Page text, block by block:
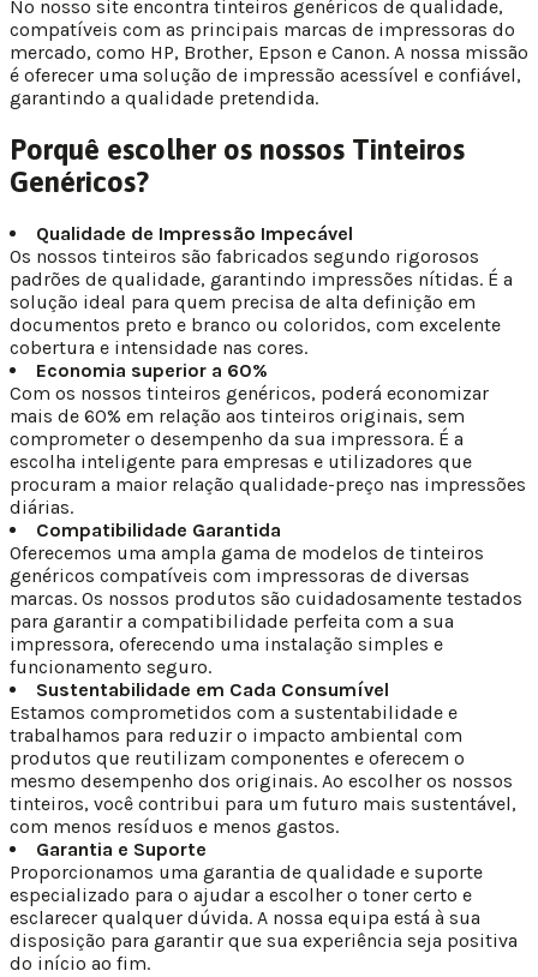
No nosso site encontra tinteiros genéricos de qualidade,
compatíveis com as principais marcas de impressoras do
mercado, como HP, Brother, Epson e Canon. A nossa missão
é oferecer uma solução de impressão acessível e confiável,
garantindo a qualidade pretendida.
Porquê escolher os nossos Tinteiros
Genéricos?
Qualidade de Impressão Impecável
Os nossos tinteiros são fabricados segundo rigorosos
padrões de qualidade, garantindo impressões nítidas. É a
solução ideal para quem precisa de alta definição em
documentos preto e branco ou coloridos, com excelente
cobertura e intensidade nas cores.
Economia superior a 60%
Com os nossos tinteiros genéricos, poderá economizar
mais de 60% em relação aos tinteiros originais, sem
comprometer o desempenho da sua impressora. É a
escolha inteligente para empresas e utilizadores que
procuram a maior relação qualidade-preço nas impressões
diárias.
Compatibilidade Garantida
Oferecemos uma ampla gama de modelos de tinteiros
genéricos compatíveis com impressoras de diversas
marcas. Os nossos produtos são cuidadosamente testados
para garantir a compatibilidade perfeita com a sua
impressora, oferecendo uma instalação simples e
funcionamento seguro.
Sustentabilidade em Cada Consumível
Estamos comprometidos com a sustentabilidade e
trabalhamos para reduzir o impacto ambiental com
produtos que reutilizam componentes e oferecem o
mesmo desempenho dos originais. Ao escolher os nossos
tinteiros, você contribui para um futuro mais sustentável,
com menos resíduos e menos gastos.
Garantia e Suporte
Proporcionamos uma garantia de qualidade e suporte
especializado para o ajudar a escolher o toner certo e
esclarecer qualquer dúvida. A nossa equipa está à sua
disposição para garantir que sua experiência seja positiva
do início ao fim.